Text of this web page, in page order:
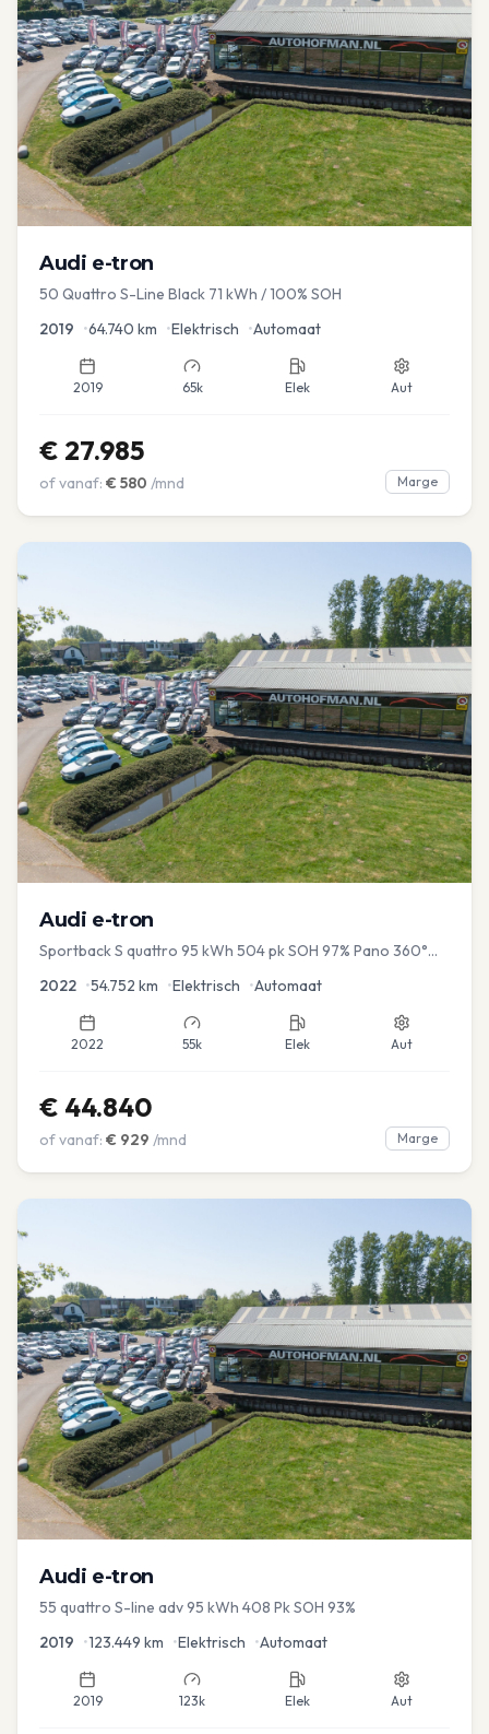
Audi e-tron
50 Quattro S-Line Black 71 kWh / 100% SOH
2019 •64.740 km •Elektrisch •Automaat
2019 65k Elek Aut
€ 27.985
of vanaf: € 580 /mnd Marge
Audi e-tron
Sportback S quattro 95 kWh 504 pk SOH 97% Pano 360°
2022 •54.752 km •Elektrisch •Automaat
2022 55k Elek Aut
€ 44.840
of vanaf: € 929 /mnd Marge
Audi e-tron
55 quattro S-line adv 95 kWh 408 Pk SOH 93%
2019 •123.449 km •Elektrisch •Automaat
2019 123k Elek Aut